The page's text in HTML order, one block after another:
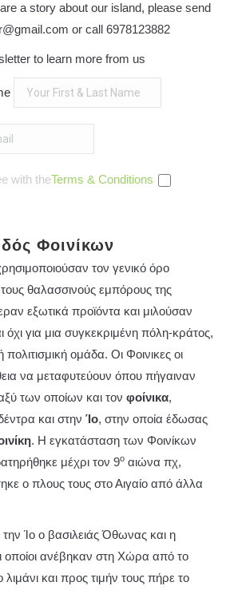
a story about our island, please send
or call 6978123882
to learn more from us
with theTerms & Conditions
Φοινίκων
τον γενικό όρο
τους θαλασσινούς εμπόρους της
εξωτικά προϊόντα και μιλούσαν
όχι για μια συγκεκριμένη πόλη-κράτος,
ομάδα. Οι Φοινικες οι
να μεταφυτεύουν όπου πήγαιναν
των οποίων και τον φοίνικα,
και στην Ίο, στην οποία έδωσας
. Η εγκατάσταση των Φοινίκων
μέχρι τον 9ο αιώνα πχ,
ο πλους τους στο Αιγαίο από άλλα
την Ίο ο βασιλειάς Όθωνας και η
οποίοι ανέβηκαν στη Χώρα από το
και προς τιμήν τους πήρε το